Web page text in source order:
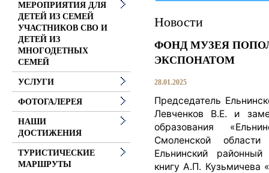
Новости
ФОНД МУЗЕЯ
ЭКСПОНАТОМ
28.01.2025
Председатель
Левченков В.Е. и
образования
Смоленской
Ельнинский районный
книгу А.П. Кузьмичева
МЕРОПРИЯТИЯ ДЛЯ
ДЕТЕЙ ИЗ СЕМЕЙ
УЧАСТНИКОВ СВО И
ДЕТЕЙ ИЗ
МНОГОДЕТНЫХ
СЕМЕЙ
УСЛУГИ
ФОТОГАЛЕРЕЯ
НАШИ
ДОСТИЖЕНИЯ
ТУРИСТИЧЕСКИЕ
МАРШРУТЫ